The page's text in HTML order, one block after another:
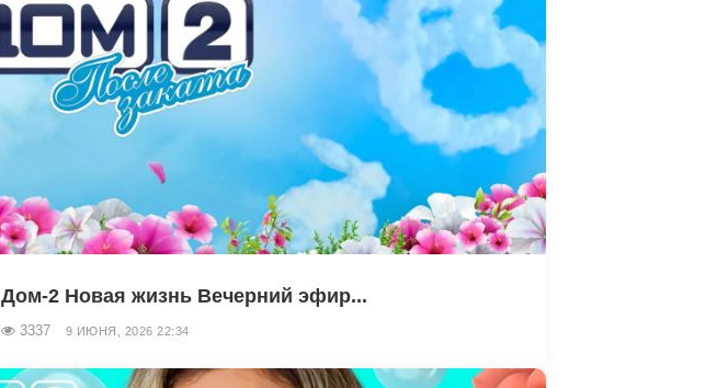
Дом-2 Новая жизнь Вечерний эфир...
3337 9 ИЮНЯ, 2026 22:34